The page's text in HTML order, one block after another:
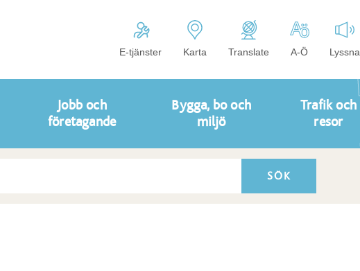
E-tjänster Karta Translate A-Ö Lyssna
Jobb och
företagande
Bygga, bo och
miljö
Trafik och
resor